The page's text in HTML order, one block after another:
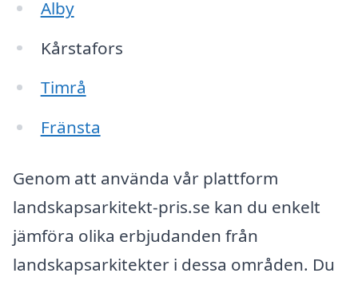
Alby
Kårstafors
Timrå
Fränsta
Genom att använda vår plattform
landskapsarkitekt-pris.se kan du enkelt
jämföra olika erbjudanden från
landskapsarkitekter i dessa områden. Du